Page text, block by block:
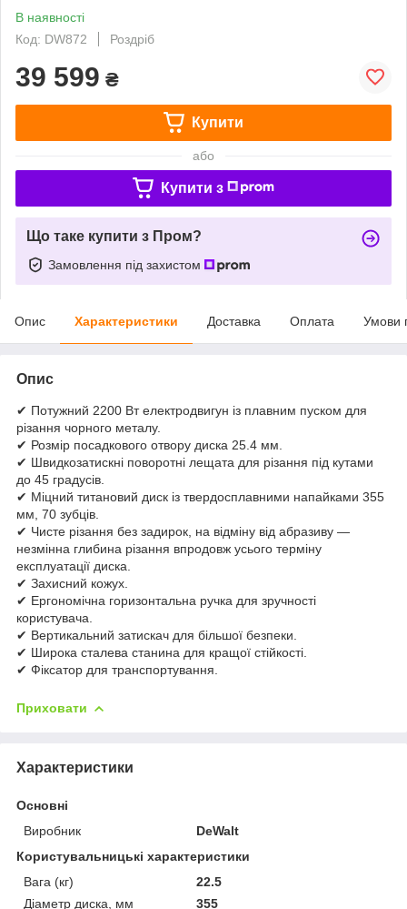
В наявності
Код: DW872
Роздріб
39 599 ₴
Купити
або
Купити з
Що таке купити з Пром?
Замовлення під захистом
Опис Характеристики Доставка Оплата Умови
Опис
✔ Потужний 2200 Вт електродвигун із плавним пуском для
різання чорного металу.
✔ Розмір посадкового отвору диска 25.4 мм.
✔ Швидкозатискні поворотні лещата для різання під кутами
до 45 градусів.
✔ Міцний титановий диск із твердосплавними напайками 355
мм, 70 зубців.
✔ Чисте різання без задирок, на відміну від абразиву —
незмінна глибина різання впродовж усього терміну
експлуатації диска.
✔ Захисний кожух.
✔ Ергономічна горизонтальна ручка для зручності
користувача.
✔ Вертикальний затискач для більшої безпеки.
✔ Широка сталева станина для кращої стійкості.
✔ Фіксатор для транспортування.
Приховати
Характеристики
Основні
Виробник
DeWalt
Користувальницькі характеристики
Вага (кг)
22.5
Діаметр диска, мм
355